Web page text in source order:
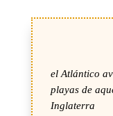
el Atlántico
playas de
Inglaterra